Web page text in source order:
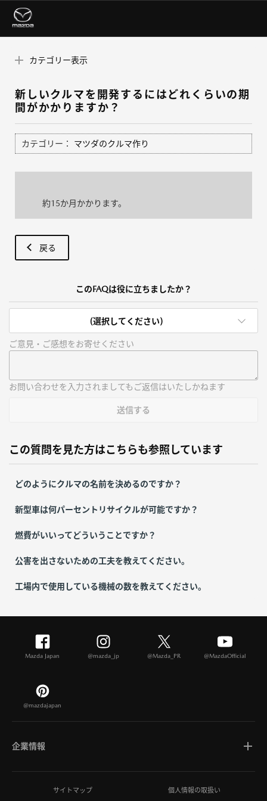
カテゴリー表示
新しいクルマを開発するにはどれくらいの期
間がかかりますか？
カテゴリー： マツダのクルマ作り
約15か月かかります。
戻る
このFAQは役に立ちましたか？
(選択してください)
ご意見・ご感想をお寄せください
お問い合わせを入力されましてもご返信はいたしかねます
送信する
この質問を見た方はこちらも参照しています
どのようにクルマの名前を決めるのですか？
新型車は何パーセントリサイクルが可能ですか？
燃費がいいってどういうことですか？
公害を出さないための工夫を教えてください。
工場内で使用している機械の数を教えてください。
Mazda Japan @mazda_jp @Mazda_PR @MazdaOfficial
@mazdajapan
企業情報
マツダについてサイトマップ 個人情報の取扱い